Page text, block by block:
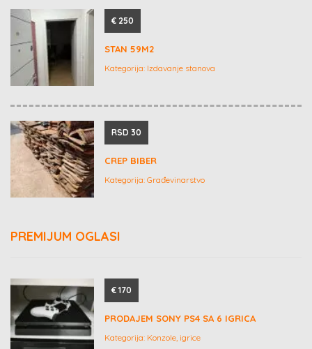
€ 250
STAN 59M2
Kategorija: Izdavanje stanova
RSD 30
CREP BIBER
Kategorija: Građevinarstvo
PREMIJUM OGLASI
€ 170
PRODAJEM SONY PS4 SA 6 IGRICA
Kategorija: Konzole, igrice